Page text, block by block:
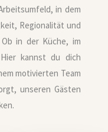
in dem
Regionalität und
in der Küche, im
kannst du dich
motivierten Team
unseren Gästen